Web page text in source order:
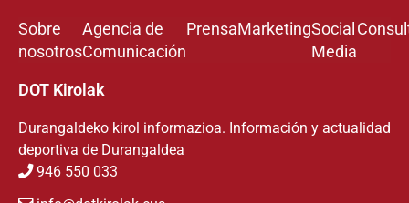
Sobre
nosotros
Agencia de
Comunicación
PrensaMarketingSocial
Media
DOT Kirolak
Durangaldeko kirol informazioa. Información y actualidad
deportiva de Durangaldea
946 550 033